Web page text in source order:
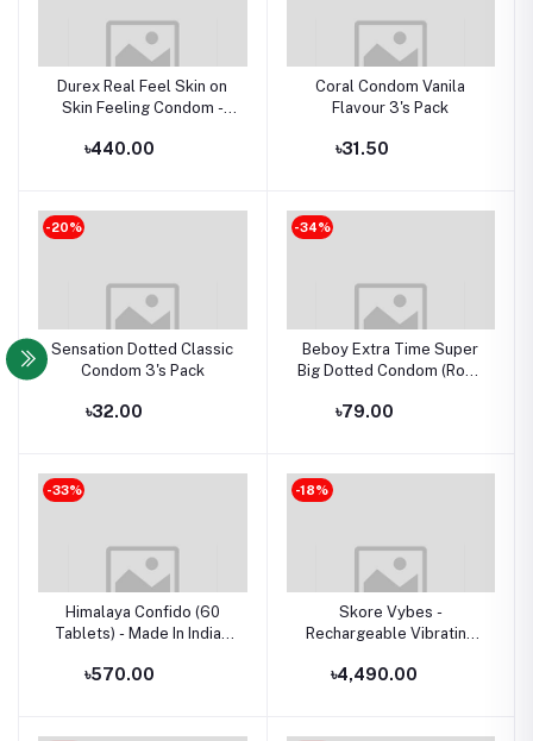
Durex Real Feel Skin on
Skin Feeling Condom -
Feel
৳440.00
Coral Condom Vanila
Flavour 3's Pack
৳31.50
-20%
Sensation Dotted Classic
Condom 3's Pack
৳32.00
-34%
Beboy Extra Time Super
Big Dotted Condom (Rose
3Pcs(India)
৳79.00
-33%
Himalaya Confido (60
Tablets) - Made In Indian
৳570.00
-18%
Skore Vybes -
Rechargeable Vibrating
& Women
৳4,490.00